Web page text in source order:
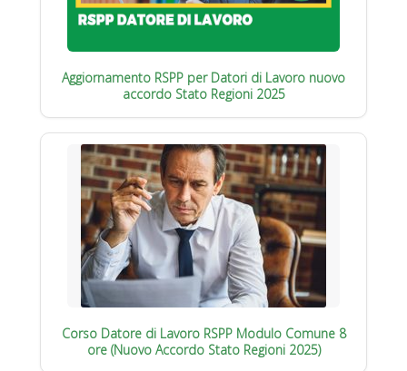
Aggiornamento RSPP per Datori di Lavoro nuovo
accordo Stato Regioni 2025
Corso Datore di Lavoro RSPP Modulo Comune 8
ore (Nuovo Accordo Stato Regioni 2025)